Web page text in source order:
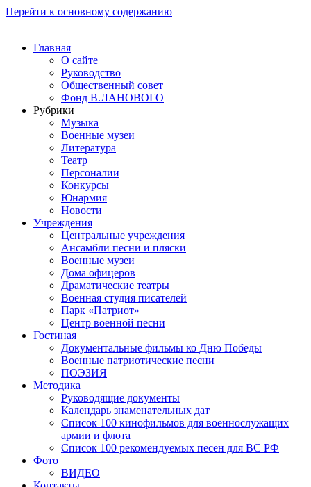
Перейти к основному содержанию
Главная
О сайте
Руководство
Общественный совет
Фонд В.ЛАНОВОГО
Рубрики
Музыка
Военные музеи
Литература
Театр
Персоналии
Конкурсы
Юнармия
Новости
Учреждения
Центральные учреждения
Ансамбли песни и пляски
Военные музеи
Дома офицеров
Драматические театры
Военная студия писателей
Парк «Патриот»
Центр военной песни
Гостиная
Документальные фильмы ко Дню Победы
Военные патриотические песни
ПОЭЗИЯ
Методика
Руководящие документы
Календарь знаменательных дат
Список 100 кинофильмов для военнослужащих
армии и флота
Список 100 рекомендуемых песен для ВС РФ
Фото
ВИДЕО